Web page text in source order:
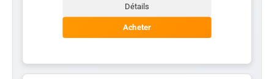
Détails
Acheter